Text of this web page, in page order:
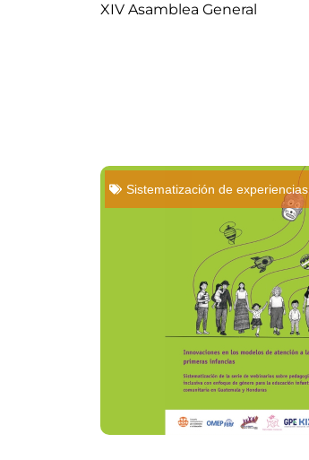
XIV Asamblea General
Sistematización de experiencias